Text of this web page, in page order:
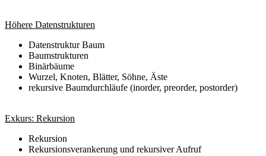
Höhere Datenstrukturen
Datenstruktur Baum
Baumstrukturen
Binärbäume
Wurzel, Knoten, Blätter, Söhne, Äste
rekursive Baumdurchläufe (inorder, preorder, postorder)
Exkurs: Rekursion
Rekursion
Rekursionsverankerung und rekursiver Aufruf